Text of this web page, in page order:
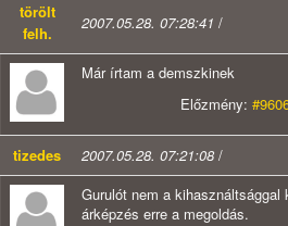
törölt
felh.
2007.05.28. 07:28:41 /
Már írtam a demszkinek
Előzmény:
tizedes 2007.05.28. 07:21:08 /
Gurulót nem a kihasználtsággal
árképzés erre a megoldás.